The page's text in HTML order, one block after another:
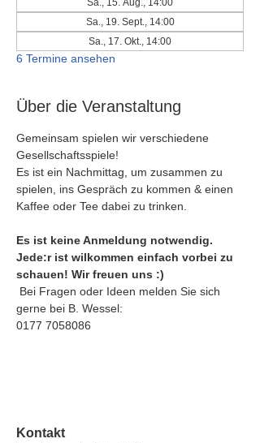
Sa., 15. Aug., 14:00
Sa., 19. Sept., 14:00
Sa., 17. Okt., 14:00
6 Termine ansehen
Über die Veranstaltung
Gemeinsam spielen wir verschiedene
Gesellschaftsspiele!
Es ist ein Nachmittag, um zusammen zu
spielen, ins Gespräch zu kommen & einen
Kaffee oder Tee dabei zu trinken.
Es ist keine Anmeldung notwendig.
Jede:r ist wilkommen einfach vorbei zu
schauen! Wir freuen uns :)
Bei Fragen oder Ideen melden Sie sich
gerne bei B. Wessel:
0177 7058086
Kontakt